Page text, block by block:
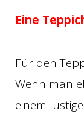
Eine
Für den
Wenn man
einem